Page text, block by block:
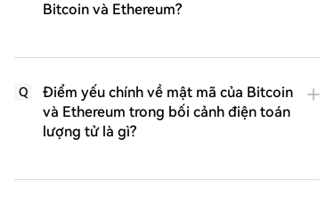
Bitcoin và Ethereum?
Q
Điểm yếu chính về mật mã của Bitcoin
và Ethereum trong bối cảnh điện toán
lượng tử là gì?